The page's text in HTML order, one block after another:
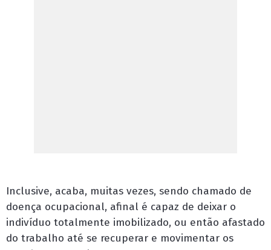
Inclusive, acaba, muitas vezes, sendo chamado de
doença ocupacional, afinal é capaz de deixar o
indivíduo totalmente imobilizado, ou então afastado
do trabalho até se recuperar e movimentar os